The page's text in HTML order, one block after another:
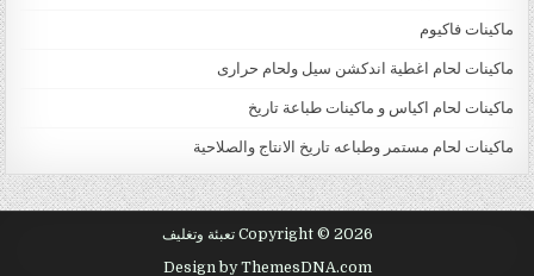
ماكينات فاكيوم
ماكينات لحام اغطية اندكشن سيل ولحام حرارى
ماكينات لحام اكياس و ماكينات طباعة تاريخ
ماكينات لحام مستمر وطباعه تاريخ الانتاج والصلاحية
Copyright © 2026 تعبئة وتغليف
Design by ThemesDNA.com